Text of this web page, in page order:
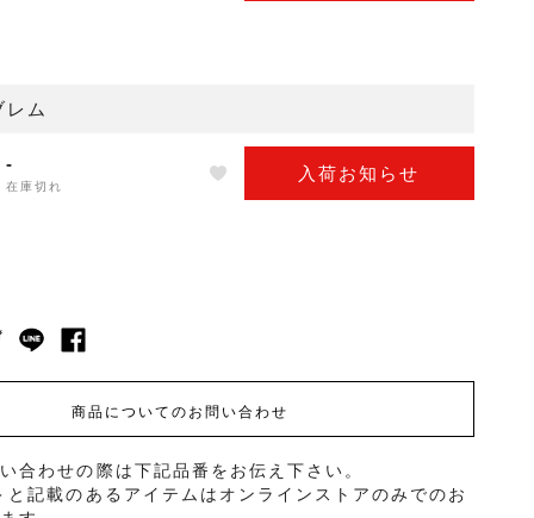
ム
-
在庫切れ
入荷お知らせ
商品についてのお問い合わせ
合わせの際は下記品番をお伝え下さい。
記載のあるアイテムはオンラインストアのみでのお